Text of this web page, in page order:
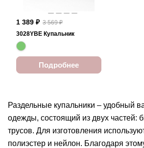
1 389 ₽ 3 569 ₽
3028YBE Купальник
Подробнее
Раздельные купальники – удобный
одежды, состоящий из двух частей:
трусов. Для изготовления
полиэстер и нейлон. Благодаря